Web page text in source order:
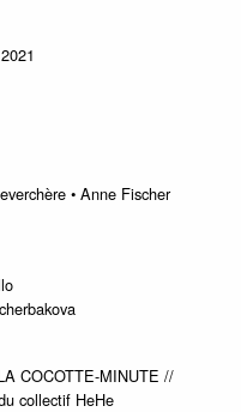
• Anne Fischer
COCOTTE-MINUTE //
collectif HeHe